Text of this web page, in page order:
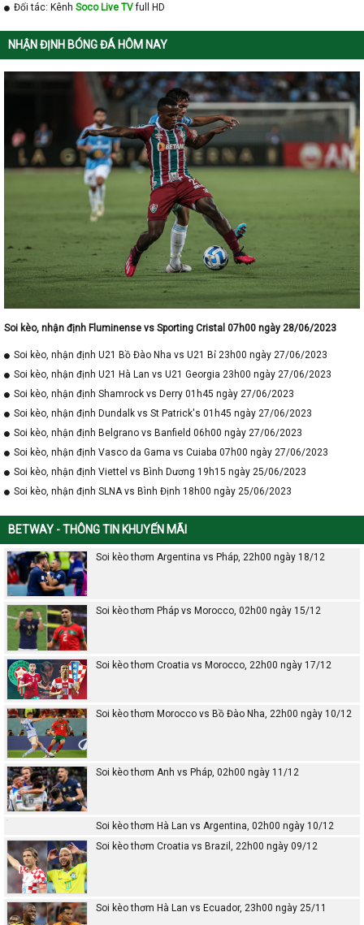
Đối tác: Kênh Soco Live TVfull HD
NHẬN ĐỊNH BÓNG ĐÁ HÔM NAY
Soi kèo, nhận định Fluminense vs Sporting Cristal 07h00 ngày 28/06/2023
Soi kèo, nhận định U21 Bồ Đào Nha vs U21 Bỉ 23h00 ngày 27/06/2023
Soi kèo, nhận định U21 Hà Lan vs U21 Georgia 23h00 ngày 27/06/2023
Soi kèo, nhận định Shamrock vs Derry 01h45 ngày 27/06/2023
Soi kèo, nhận định Dundalk vs St Patrick's 01h45 ngày 27/06/2023
Soi kèo, nhận định Belgrano vs Banfield 06h00 ngày 27/06/2023
Soi kèo, nhận định Vasco da Gama vs Cuiaba 07h00 ngày 27/06/2023
Soi kèo, nhận định Viettel vs Bình Dương 19h15 ngày 25/06/2023
Soi kèo, nhận định SLNA vs Bình Định 18h00 ngày 25/06/2023
BETWAY - THÔNG TIN KHUYẾN MÃI
Soi kèo thơm Argentina vs Pháp, 22h00 ngày 18/12
Soi kèo thơm Pháp vs Morocco, 02h00 ngày 15/12
Soi kèo thơm Croatia vs Morocco, 22h00 ngày 17/12
Soi kèo thơm Morocco vs Bồ Đào Nha, 22h00 ngày 10/12
Soi kèo thơm Anh vs Pháp, 02h00 ngày 11/12
Soi kèo thơm Hà Lan vs Argentina, 02h00 ngày 10/12
Soi kèo thơm Croatia vs Brazil, 22h00 ngày 09/12
Soi kèo thơm Hà Lan vs Ecuador, 23h00 ngày 25/11